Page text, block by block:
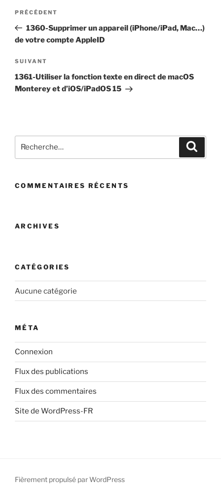
Navigation
l’article
Article
précédent
PRÉCÉDENT
1360-Supprimer un appareil (iPhone/iPad, Mac…)
de votre compte AppleID
Article
suivant
SUIVANT
1361-Utiliser la fonction texte en direct de macOS
Monterey et d’iOS/iPadOS 15
pour
COMMENTAIRES RÉCENTS
ARCHIVES
CATÉGORIES
Aucune catégorie
MÉTA
Connexion
Flux des publications
Flux des commentaires
Site de WordPress-FR
Fièrement propulsé par WordPress